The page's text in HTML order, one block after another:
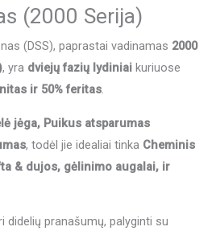
(2000 Serija)
(DSS), paprastai vadinamas 2000
, yra dviejų fazių lydiniai kuriuose
ir 50% feritas.
jėga, Puikus atsparumas
, todėl jie idealiai tinka Cheminis
& dujos, gėlinimo augalai, ir
didelių pranašumų, palyginti su